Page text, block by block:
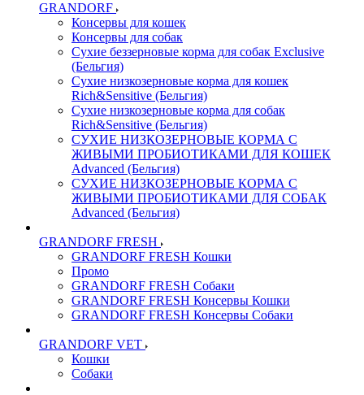
GRANDORF
Консервы для кошек
Консервы для собак
Сухие беззерновые корма для собак Exclusive
(Бельгия)
Сухие низкозерновые корма для кошек
Rich&Sensitive (Бельгия)
Сухие низкозерновые корма для собак
Rich&Sensitive (Бельгия)
СУХИЕ НИЗКОЗЕРНОВЫЕ КОРМА С
ЖИВЫМИ ПРОБИОТИКАМИ ДЛЯ КОШЕК
Advanced (Бельгия)
СУХИЕ НИЗКОЗЕРНОВЫЕ КОРМА С
ЖИВЫМИ ПРОБИОТИКАМИ ДЛЯ СОБАК
Advanced (Бельгия)
GRANDORF FRESH
GRANDORF FRESH Кошки
Промо
GRANDORF FRESH Собаки
GRANDORF FRESH Консервы Кошки
GRANDORF FRESH Консервы Собаки
GRANDORF VET
Кошки
Собаки